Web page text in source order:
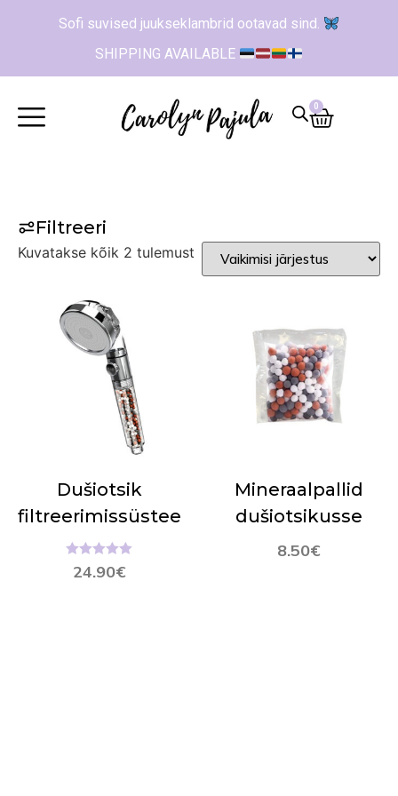
Sofi suvised juukseklambrid ootavad sind.
SHIPPING AVAILABLE
0
Filtreeri
Kuvatakse kõik 2 tulemust
Dušiotsik
filtreerimissüsteemiga
24.90€
Hinnanguga
4.92/ 5
Mineraalpallid
dušiotsikusse
8.50€